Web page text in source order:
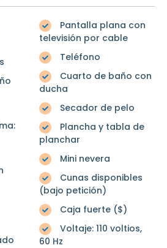
Pantalla plana con
televisión por cable
Teléfono
Cuarto de baño con
ducha
Secador de pelo
Plancha y tabla de
planchar
Mini nevera
Cunas disponibles
(bajo petición)
Caja fuerte ($)
Voltaje: 110 voltios,
60 Hz